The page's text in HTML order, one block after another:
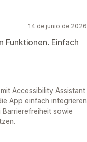
14 de junio de 2026
Einfach
Accessibility Assistant
App einfach integrieren
sowie